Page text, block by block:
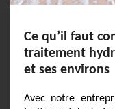
Ce qu’il faut
traitement
et ses environs
Avec notre